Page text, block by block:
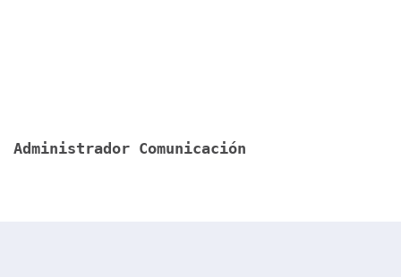
Administrador Comunicación